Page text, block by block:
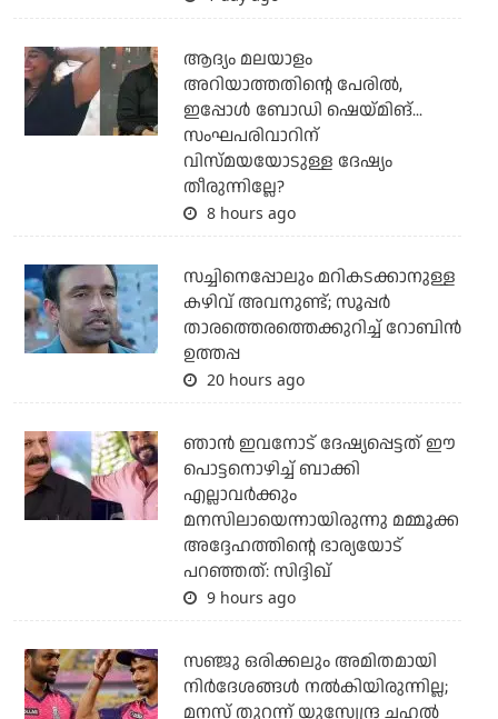
ആദ്യം മലയാളം
അറിയാത്തതിന്റെ പേരില്‍,
ഇപ്പോള്‍ ബോഡി ഷെയ്മിങ്...
സംഘപരിവാറിന്
വിസ്മയയോടുള്ള ദേഷ്യം
തീരുന്നില്ലേ?
8 hours ago
സച്ചിനെപ്പോലും മറികടക്കാനുള്ള
കഴിവ് അവനുണ്ട്; സൂപ്പര്‍
താരത്തെരത്തെക്കുറിച്ച് റോബിന്‍
ഉത്തപ്പ
20 hours ago
ഞാന്‍ ഇവനോട് ദേഷ്യപ്പെട്ടത് ഈ
പൊട്ടനൊഴിച്ച് ബാക്കി
എല്ലാവര്‍ക്കും
മനസിലായെന്നായിരുന്നു മമ്മൂക്ക
അദ്ദേഹത്തിന്റെ ഭാര്യയോട്
പറഞ്ഞത്: സിദ്ദിഖ്
9 hours ago
സഞ്ജു ഒരിക്കലും അമിതമായി
നിര്‍ദേശങ്ങള്‍ നല്‍കിയിരുന്നില്ല;
മനസ് തുറന്ന് യുസ്വേന്ദ്ര ചഹല്‍